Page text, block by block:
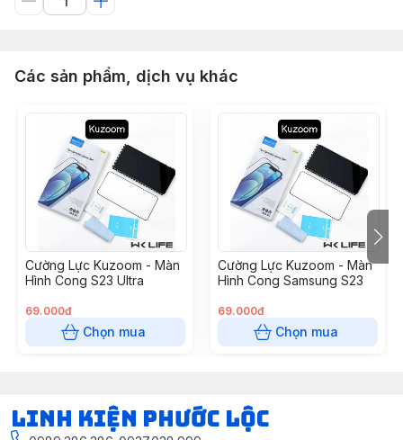
Các sản phẩm, dịch vụ khác
Cường Lực Kuzoom - Màn
Hình Cong S23 Ultra
69.000đ
Chọn mua
Cường Lực Kuzoom - Màn
Hình Cong Samsung S23
69.000đ
Chọn mua
LINH KIỆN PHƯỚC LỘC